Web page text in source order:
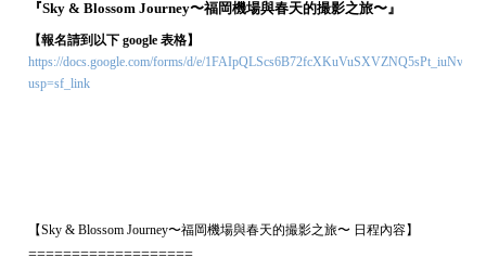
『Sky & Blossom Journey〜福岡機場與春天的撮影之旅〜』
【報名請到以下 google 表格】
https://docs.google.com/forms/d/e/
usp=sf_link
【Sky & Blossom Journey〜福岡機場與春天的撮影之旅〜 日程內容】
===================